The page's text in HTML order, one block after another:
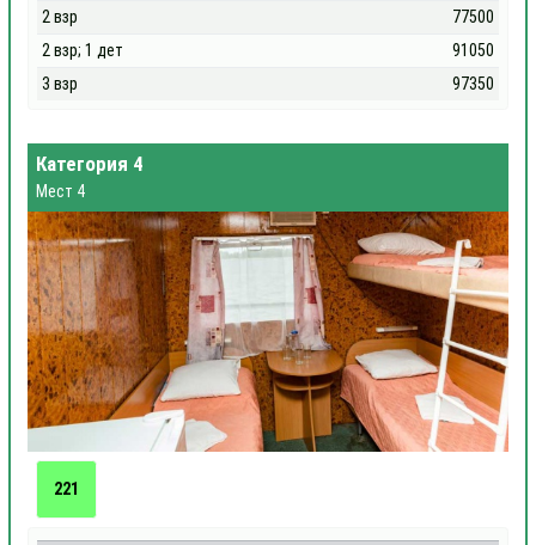
2 взр
77500
2 взр; 1 дет
91050
3 взр
97350
Категория 4
Мест 4
221